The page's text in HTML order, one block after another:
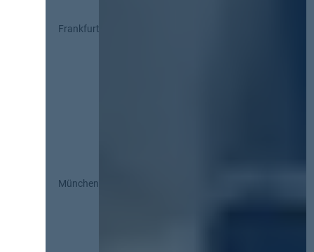
Frankfurt
München